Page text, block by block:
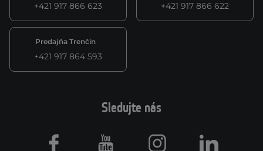
+421 917 866 623 +421 917 866 622
Predajňa Trenčín
+421 917 864 593
Sledujte nás
Facebook Youtube Instagram LinkedIn